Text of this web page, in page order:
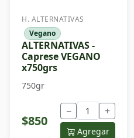
H. ALTERNATIVAS
Vegano
ALTERNATIVAS -
Caprese VEGANO
x750grs
750gr
$850
− +
Agregar